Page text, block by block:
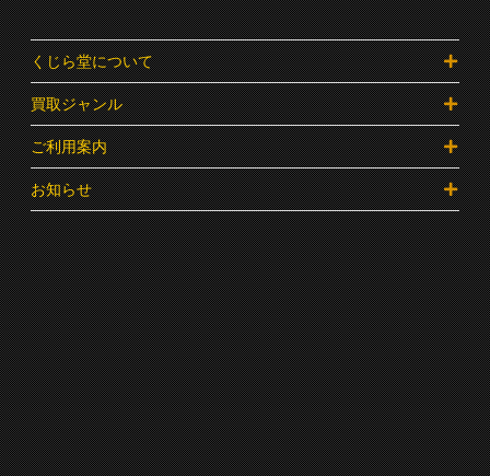
くじら堂について
買取ジャンル
ご利用案内
お知らせ